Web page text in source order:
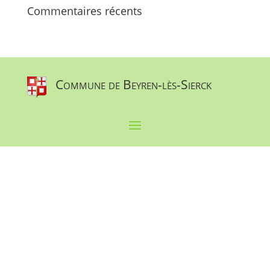
Commentaires récents
Commune de Beyren-lès-Sierck